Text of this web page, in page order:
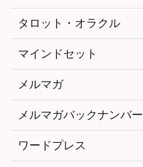
タロット・オラクル
マインドセット
メルマガ
メルマガバックナンバー
ワードプレス